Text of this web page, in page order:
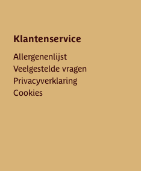
Klantenservice
Allergenenlijst
Veelgestelde vragen
Privacyverklaring
Cookies